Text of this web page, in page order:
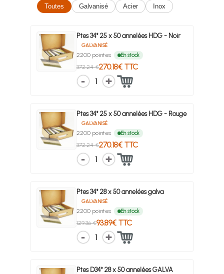
Toutes
Galvanisé Acier Inox
Ptes 34° 25 x 50 annelées HDG - Noir
GALVANISÉ
2200 pointes En stock
372.24 €270.18€ TTC
1
Ptes 34° 25 x 50 annelées HDG - Rouge
GALVANISÉ
2200 pointes En stock
372.24 €270.18€ TTC
1
Ptes 34° 28 x 50 annelées galva
GALVANISÉ
2200 pointes En stock
129.36 €93.89€ TTC
1
Ptes D34° 28 x 50 annelées GALVA